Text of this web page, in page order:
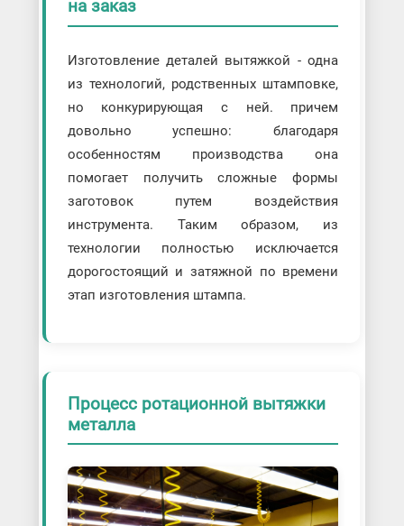
на заказ
Изготовление деталей вытяжкой - одна
из технологий, родственных штамповке,
но конкурирующая с ней. причем
довольно успешно: благодаря
особенностям производства она
помогает получить сложные формы
заготовок путем воздействия
инструмента. Таким образом, из
технологии полностью исключается
дорогостоящий и затяжной по времени
этап изготовления штампа.
Процесс ротационной вытяжки
металла